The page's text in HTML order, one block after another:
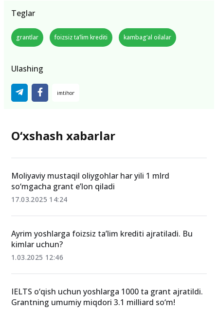
Teglar
grantlar foizsiz ta’lim krediti kambag‘al oilalar
Ulashing
O‘xshash xabarlar
Moliyaviy mustaqil oliygohlar har yili 1 mlrd
so‘mgacha grant e’lon qiladi
17.03.2025 14:24
Ayrim yoshlarga foizsiz ta’lim krediti ajratiladi. Bu
kimlar uchun?
1.03.2025 12:46
IELTS o‘qish uchun yoshlarga 1000 ta grant ajratildi.
Grantning umumiy miqdori 3.1 milliard so‘m!